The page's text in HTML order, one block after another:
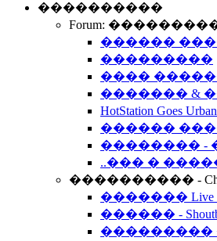
����������
Forum:
������
���������
����
������� &
HotStation Goes
������
�������� -
..��� �
���������� -
������� Live
������ -
���������